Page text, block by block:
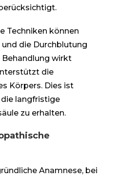
Techniken können
die Durchblutung
Behandlung wirkt
die
Körpers. Dies ist
langfristige
zu erhalten.
Anamnese, bei